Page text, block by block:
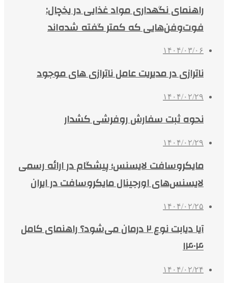
راهنمای نگهداری مواد غذایی در یخچال:
فوت‌وفن‌هایی که کمتر گفته شده‌اند
۱۴۰۴/۰۳/۰۶
ناترازی در مدیریت عامل ناترازی های موجود
۱۴۰۴/۰۲/۲۹
نحوه ثبت سفارش روفرشی کشدار
۱۴۰۴/۰۲/۲۹
مایکروسافت لایسنس؛ پیشگام در ارائه رسمی
لایسنس‌های اورجینال مایکروسافت در ایران
۱۴۰۴/۰۲/۲۵
آیا دیابت نوع ۲ درمان می‌شود؟ راهنمای کامل
۱۴۰۴
۱۴۰۴/۰۲/۲۴